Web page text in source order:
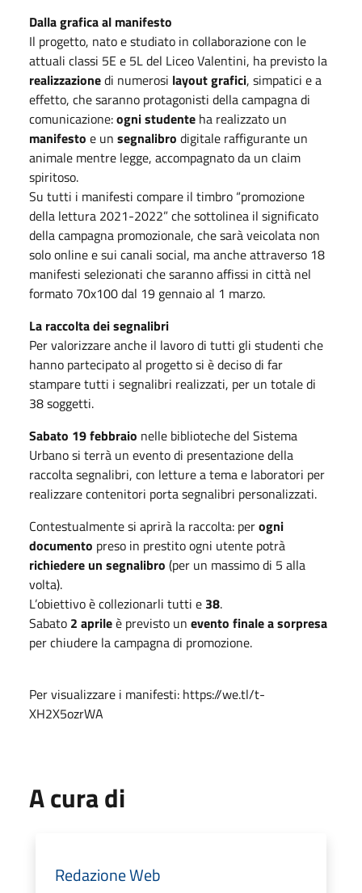
Dalla grafica al manifesto
Il progetto, nato e studiato in collaborazione con le
attuali classi 5E e 5L del Liceo Valentini, ha previsto la
realizzazionedi numerosi layout grafici, simpatici e a
effetto, che saranno protagonisti della campagna di
comunicazione:ogni studente ha realizzato un
manifesto e un segnalibro digitale raffigurante un
animale mentre legge, accompagnato da un claim
spiritoso.
Su tutti i manifesti compare il timbro “promozione
della lettura 2021-2022” che sottolinea il significato
della campagna promozionale, che sarà veicolata non
solo online e sui canali social, ma anche attraverso 18
manifesti selezionati che saranno affissi in città nel
formato 70x100 dal 19 gennaio al 1 marzo.
La raccolta dei segnalibri
Per valorizzare anche il lavoro di tutti gli studenti che
hanno partecipato al progetto si è deciso di far
stampare tutti i segnalibri realizzati, per un totale di
38 soggetti.
Sabato 19 febbraio nelle biblioteche del Sistema
Urbano si terrà un evento di presentazione della
raccolta segnalibri, con letture a tema e laboratori per
realizzare contenitori porta segnalibri personalizzati.
Contestualmente si aprirà la raccolta: perogni
documento preso in prestito ogni utente potrà
richiedere un segnalibro (per un massimo di 5 alla
volta).
L’obiettivo è collezionarli tutti e 38.
Sabato 2 aprileè previsto un evento finale a sorpresa
per chiudere la campagna di promozione.
Per visualizzare i manifesti: https://we.tl/t-
XH2X5ozrWA
A cura di
Redazione Web